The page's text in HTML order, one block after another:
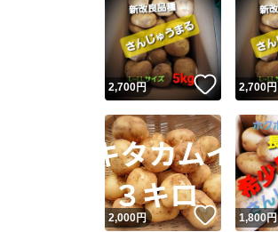
2,700円 いいね！
2,700円
2,000円 いいね！
1,800円